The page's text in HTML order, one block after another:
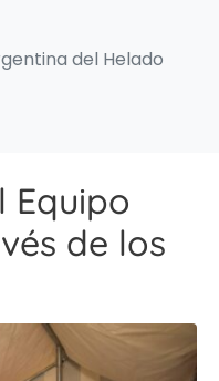
del Helado
Equipo
de los